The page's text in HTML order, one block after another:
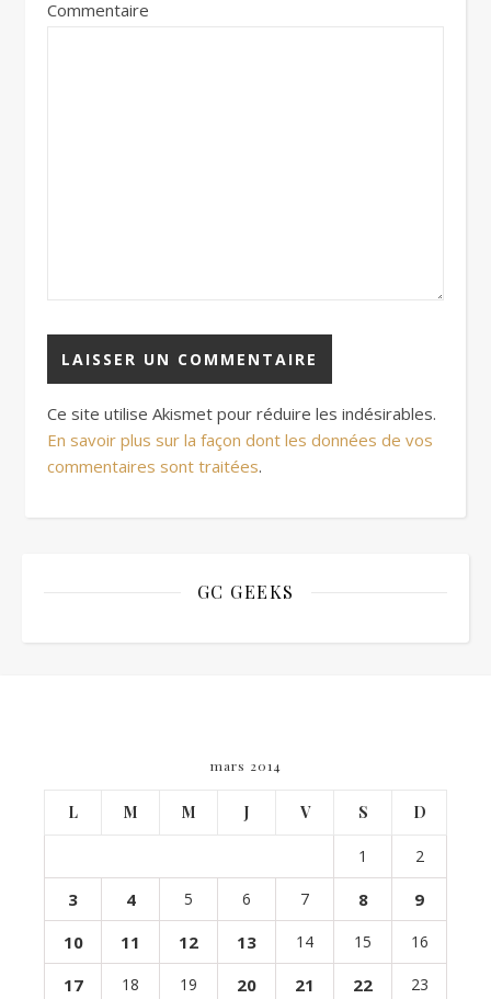
Commentaire
Ce site utilise Akismet pour réduire les indésirables.
En savoir plus sur la façon dont les données de vos
commentaires sont traitées.
GC GEEKS
mars 2014
L M M J V S D
1 2
3 4 5 6 7 8
9
10
11 12 13 14 15 16
17 18 19 20 21 22 23